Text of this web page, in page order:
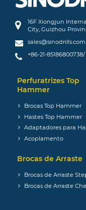
16F Xiongjun
City, Guizhou
sales@sinodrills.com
+86-21-
Perfuratrizes Top
Hammer
Brocas Top Hammer
Hastes Top Hammer
Adaptadores para
Acoplamento
Brocas de Arraste
Brocas de Arraste
Brocas de Arraste